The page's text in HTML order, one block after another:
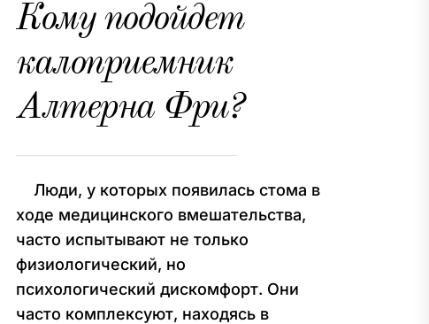
Кому подойдет
калоприемник
Алтерна Фри?
Люди, у которых появилась стома в
ходе медицинского вмешательства,
часто испытывают не только
физиологический, но
психологический дискомфорт. Они
часто комплексуют, находясь в